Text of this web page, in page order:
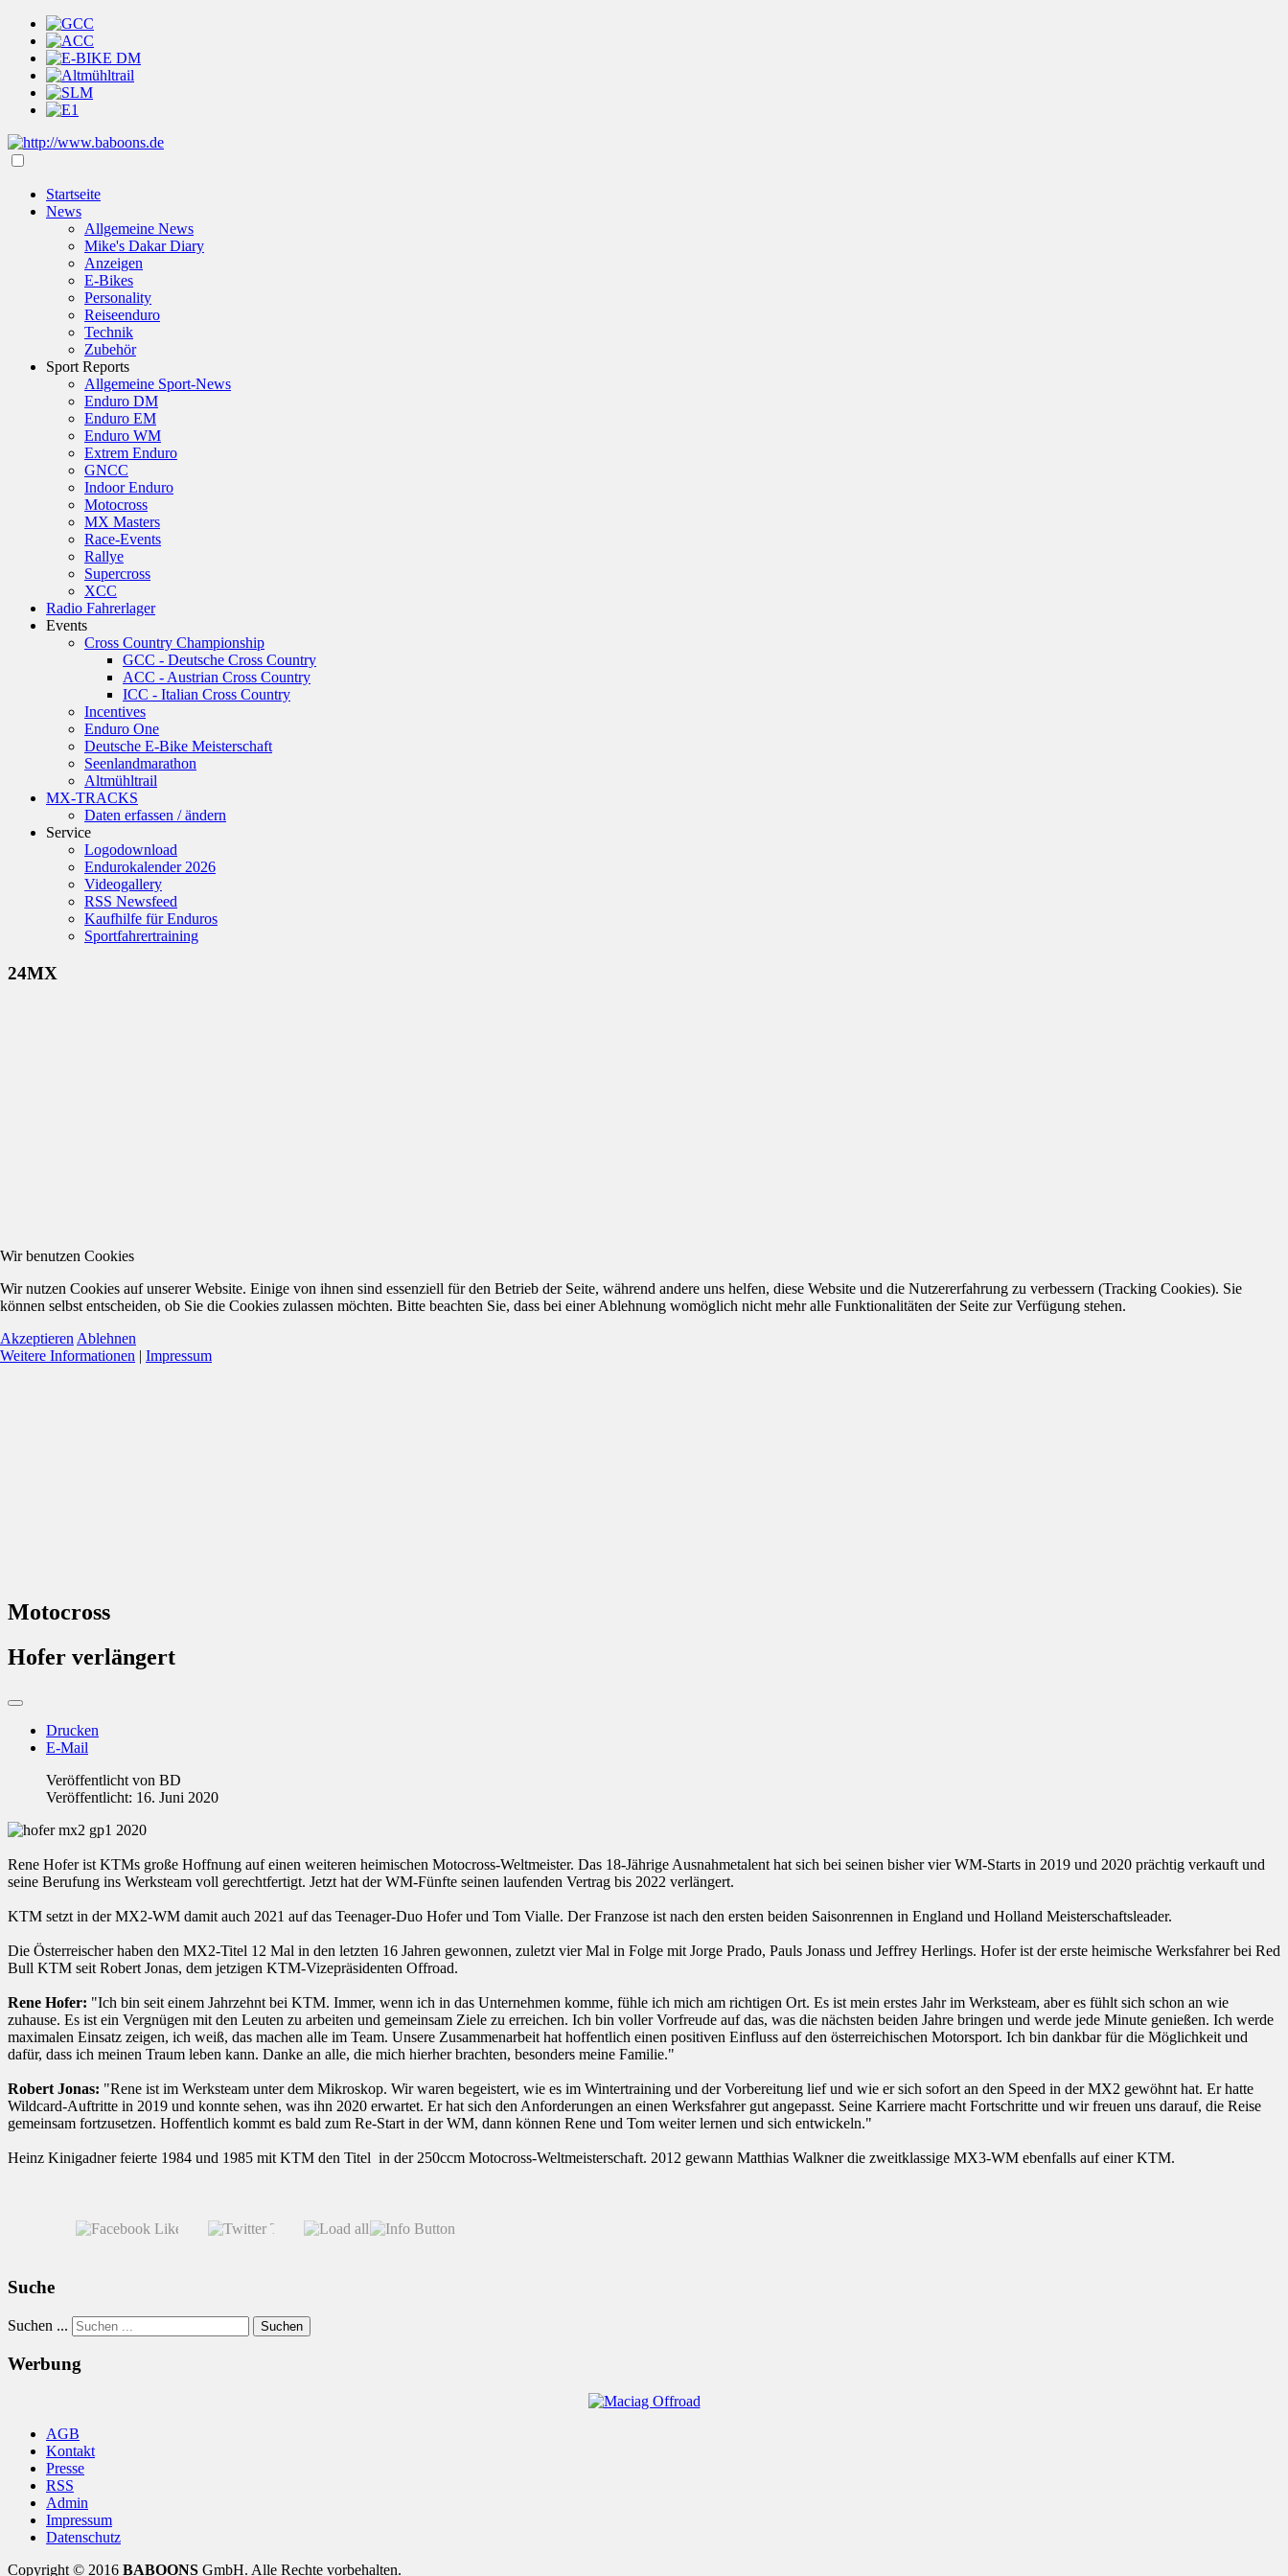
Startseite
News
Allgemeine News
Mike's Dakar Diary
Anzeigen
E-Bikes
Personality
Reiseenduro
Technik
Zubehör
Sport Reports
Allgemeine Sport-News
Enduro DM
Enduro EM
Enduro WM
Extrem Enduro
GNCC
Indoor Enduro
Motocross
MX Masters
Race-Events
Rallye
Supercross
XCC
Radio Fahrerlager
Events
Cross Country Championship
GCC - Deutsche Cross Country
ACC - Austrian Cross Country
ICC - Italian Cross Country
Incentives
Enduro One
Deutsche E-Bike Meisterschaft
Seenlandmarathon
Altmühltrail
MX-TRACKS
Daten erfassen / ändern
Service
Logodownload
Endurokalender 2026
Videogallery
RSS Newsfeed
Kaufhilfe für Enduros
Sportfahrertraining
24MX
Motocross
Hofer verlängert
Drucken
E-Mail
Veröffentlicht von BD
Veröffentlicht: 16. Juni 2020
Rene Hofer ist KTMs große Hoffnung auf einen weiteren heimischen Motocross-Weltmeister. Das 18-Jährige Ausnahmetalent hat sich bei seinen bisher vier WM-Starts in 2019 und 2020 prächtig verkauft und
seine Berufung ins Werksteam voll gerechtfertigt. Jetzt hat der WM-Fünfte seinen laufenden Vertrag bis 2022 verlängert.
KTM setzt in der MX2-WM damit auch 2021 auf das Teenager-Duo Hofer und Tom Vialle. Der Franzose ist nach den ersten beiden Saisonrennen in England und Holland Meisterschaftsleader.
Die Österreischer haben den MX2-Titel 12 Mal in den letzten 16 Jahren gewonnen, zuletzt vier Mal in Folge mit Jorge Prado, Pauls Jonass und Jeffrey Herlings. Hofer ist der erste heimische Werksfahrer bei Red
Bull KTM seit Robert Jonas, dem jetzigen KTM-Vizepräsidenten Offroad.
Rene Hofer: "Ich bin seit einem Jahrzehnt bei KTM. Immer, wenn ich in das Unternehmen komme, fühle ich mich am richtigen Ort. Es ist mein erstes Jahr im Werksteam, aber es fühlt sich schon an wie
zuhause. Es ist ein Vergnügen mit den Leuten zu arbeiten und gemeinsam Ziele zu erreichen. Ich bin voller Vorfreude auf das, was die nächsten beiden Jahre bringen und werde jede Minute genießen. Ich werde
maximalen Einsatz zeigen, ich weiß, das machen alle im Team. Unsere Zusammenarbeit hat hoffentlich einen positiven Einfluss auf den österreichischen Motorsport. Ich bin dankbar für die Möglichkeit und
dafür, dass ich meinen Traum leben kann. Danke an alle, die mich hierher brachten, besonders meine Familie."
Robert Jonas: "Rene ist im Werksteam unter dem Mikroskop. Wir waren begeistert, wie es im Wintertraining und der Vorbereitung lief und wie er sich sofort an den Speed in der MX2 gewöhnt hat. Er hatte
Wildcard-Auftritte in 2019 und konnte sehen, was ihn 2020 erwartet. Er hat sich den Anforderungen an einen Werksfahrer gut angepasst. Seine Karriere macht Fortschritte und wir freuen uns darauf, die Reise
gemeinsam fortzusetzen. Hoffentlich kommt es bald zum Re-Start in der WM, dann können Rene und Tom weiter lernen und sich entwickeln."
Heinz Kinigadner feierte 1984 und 1985 mit KTM den Titel in der 250ccm Motocross-Weltmeisterschaft. 2012 gewann Matthias Walkner die zweitklassige MX3-WM ebenfalls auf einer KTM.
Suche
Suchen ... Suchen
Werbung
AGB
Kontakt
Presse
RSS
Admin
Impressum
Datenschutz
Copyright © 2016 BABOONS GmbH. Alle Rechte vorbehalten.
Wir benutzen Cookies
Wir nutzen Cookies auf unserer Website. Einige von ihnen sind essenziell für den Betrieb der Seite, während andere uns helfen, diese Website und die Nutzererfahrung zu verbessern (Tracking Cookies). Sie
können selbst entscheiden, ob Sie die Cookies zulassen möchten. Bitte beachten Sie, dass bei einer Ablehnung womöglich nicht mehr alle Funktionalitäten der Seite zur Verfügung stehen.
Akzeptieren Ablehnen
Weitere Informationen | Impressum